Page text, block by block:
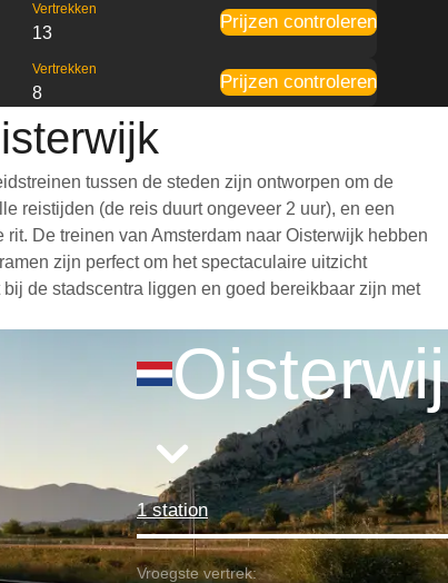
Vertrekken
13
Prijzen controleren
Vertrekken
8
Prijzen controleren
tussen de steden zijn ontworpen om de
reistijden (de reis duurt ongeveer 2 uur), en een
De treinen van Amsterdam naar Oisterwijk hebben
zijn perfect om het spectaculaire uitzicht
de stadscentra liggen en goed bereikbaar zijn met
1 station
Vroegste vertrek: